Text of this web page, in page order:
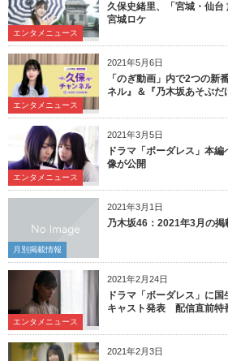
エンタメニュース
久保史緒里、「宮城・仙
宮城ロケ
2021年5月6日
エンタメニュース
「のぎ動画」内で2つの新
ネル』＆『乃木坂あそぶだ
2021年3月5日
エンタメニュース
ドラマ「ボーダレス」本
像が公開
2021年3月1日
月別掲載情報
乃木坂46：2021年3月の掲
2021年2月24日
エンタメニュース
ドラマ「ボーダレス」に
キャスト発表 配信直前特
2021年2月3日